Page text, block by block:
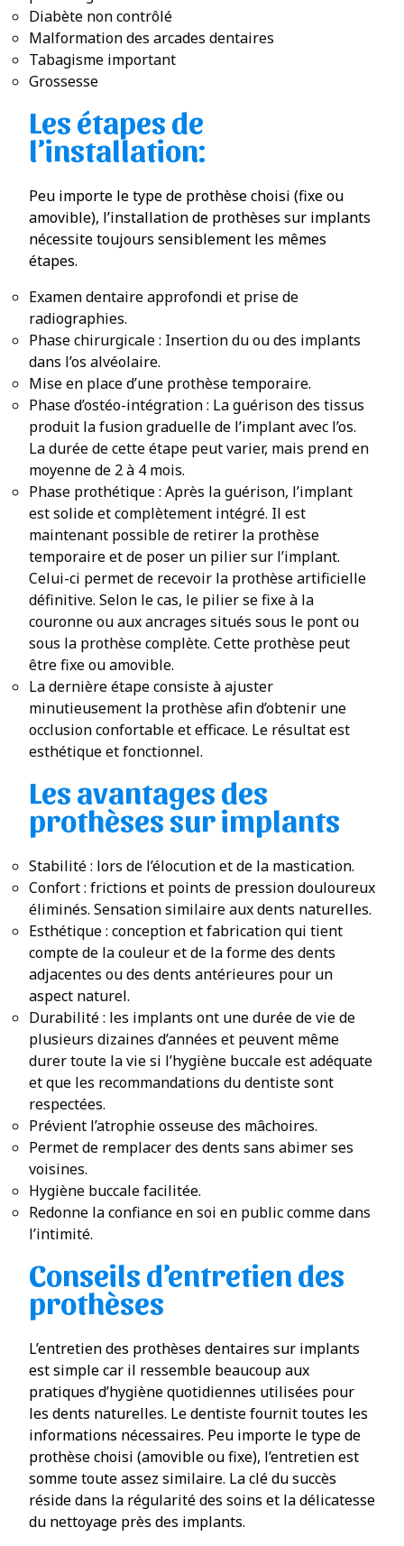
Diabète non contrôlé
Malformation des arcades dentaires
Tabagisme important
Grossesse
Les étapes de
l’installation:
Peu importe le type de prothèse choisi (fixe ou
amovible), l’installation de prothèses sur implants
nécessite toujours sensiblement les mêmes
étapes.
Examen dentaire approfondi et prise de
radiographies.
Phase chirurgicale : Insertion du ou des implants
dans l’os alvéolaire.
Mise en place d’une prothèse temporaire.
Phase d’ostéo-intégration : La guérison des tissus
produit la fusion graduelle de l’implant avec l’os.
La durée de cette étape peut varier, mais prend en
moyenne de 2 à 4 mois.
Phase prothétique : Après la guérison, l’implant
est solide et complètement intégré. Il est
maintenant possible de retirer la prothèse
temporaire et de poser un pilier sur l’implant.
Celui-ci permet de recevoir la prothèse artificielle
définitive. Selon le cas, le pilier se fixe à la
couronne ou aux ancrages situés sous le pont ou
sous la prothèse complète. Cette prothèse peut
être fixe ou amovible.
La dernière étape consiste à ajuster
minutieusement la prothèse afin d’obtenir une
occlusion confortable et efficace. Le résultat est
esthétique et fonctionnel.
Les avantages des
prothèses sur implants
Stabilité : lors de l’élocution et de la mastication.
Confort : frictions et points de pression douloureux
éliminés. Sensation similaire aux dents naturelles.
Esthétique : conception et fabrication qui tient
compte de la couleur et de la forme des dents
adjacentes ou des dents antérieures pour un
aspect naturel.
Durabilité : les implants ont une durée de vie de
plusieurs dizaines d’années et peuvent même
durer toute la vie si l’hygiène buccale est adéquate
et que les recommandations du dentiste sont
respectées.
Prévient l’atrophie osseuse des mâchoires.
Permet de remplacer des dents sans abimer ses
voisines.
Hygiène buccale facilitée.
Redonne la confiance en soi en public comme dans
l’intimité.
Conseils d’entretien des
prothèses
L’entretien des prothèses dentaires sur implants
est simple car il ressemble beaucoup aux
pratiques d’hygiène quotidiennes utilisées pour
les dents naturelles. Le dentiste fournit toutes les
informations nécessaires. Peu importe le type de
prothèse choisi (amovible ou fixe), l’entretien est
somme toute assez similaire. La clé du succès
réside dans la régularité des soins et la délicatesse
du nettoyage près des implants.